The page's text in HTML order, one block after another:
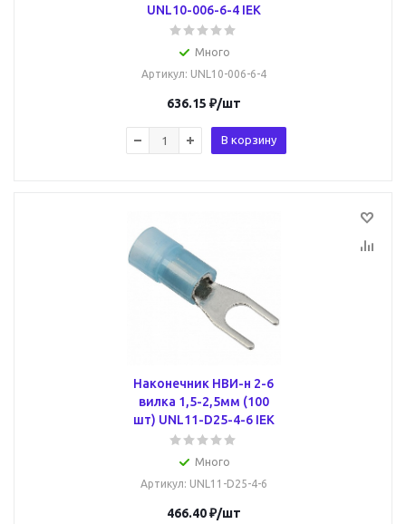
UNL10-006-6-4 IEK
Много
Артикул: UNL10-006-6-4
636.15 ₽/шт
В корзину
Наконечник НВИ-н 2-6
вилка 1,5-2,5мм (100
шт) UNL11-D25-4-6 IEK
Много
Артикул: UNL11-D25-4-6
466.40₽/шт